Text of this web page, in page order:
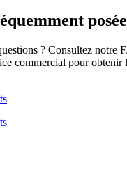
? Consultez notre
commercial pour obtenir